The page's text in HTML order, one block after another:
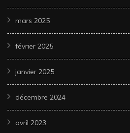
mars 2025
février 2025
janvier 2025
décembre 2024
avril 2023